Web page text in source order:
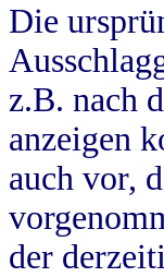
Die
z.B. nach
anzeigen
auch vor,
der